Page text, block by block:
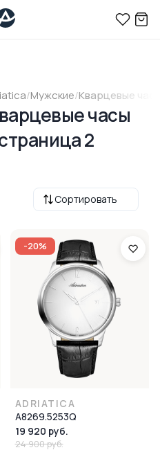
/Мужские/Кварцевые
часы
2
Сортировать
-20%
ADRIATICA
A8269.5253Q
19 920 руб.
24 900 руб.